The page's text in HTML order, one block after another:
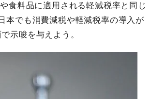
食料品に適用される軽減税率と同じ
本でも消費減税や軽減税率の導入が
示唆を与えよう。